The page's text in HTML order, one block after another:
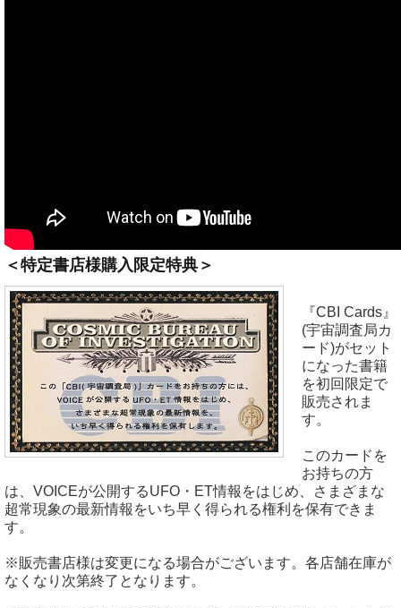
＜特定書店様購入限定特典＞
『CBI Cards』
(宇宙調査局カ
ード)がセット
になった書籍
を初回限定で
販売されま
す。
このカードを
お持ちの方
は、VOICEが公開するUFO・ET情報をはじめ、さまざまな
超常現象の最新情報をいち早く得られる権利を保有できま
す。
※販売書店様は変更になる場合がございます。各店舗在庫が
なくなり次第終了となります。